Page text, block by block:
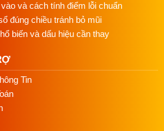
và cách tính điểm lỗi chuẩn
đúng chiều tránh bỏ mũi
biến và dấu hiệu cần thay
Tin